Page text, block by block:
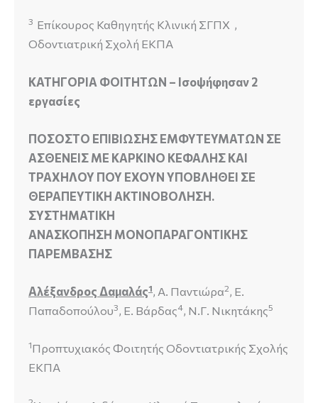
3 Επίκουρος Καθηγητής Κλινική ΣΓΠΧ ,
Οδοντιατρική Σχολή ΕΚΠΑ
ΚΑΤΗΓΟΡΙΑ ΦΟΙΤΗΤΩΝ – Ισοψήφησαν 2
εργασίες
ΠΟΣΟΣΤΟ ΕΠΙΒΙΩΣΗΣ ΕΜΦΥΤΕΥΜΑΤΩΝ ΣΕ
ΑΣΘΕΝΕΙΣ ΜΕ ΚΑΡΚΙΝΟ ΚΕΦΑΛΗΣ ΚΑΙ
ΤΡΑΧΗΛΟΥ ΠΟΥ ΕΧΟΥΝ ΥΠΟΒΛΗΘΕΙ ΣΕ
ΘΕΡΑΠΕΥΤΙΚΗ ΑΚΤΙΝΟΒΟΛΗΣΗ.
ΣΥΣΤΗΜΑΤΙΚΗ
ΑΝΑΣΚΟΠΗΣΗ ΜΟΝΟΠΑΡΑΓΟΝΤΙΚΗΣ
ΠΑΡΕΜΒΑΣΗΣ
Αλέξανδρος Δαμαλάς1, Α. Παντιώρα2, Ε.
Παπαδοπούλου3, Ε. Βάρδας4, Ν.Γ. Νικητάκης5
1Προπτυχιακός Φοιτητής Οδοντιατρικής Σχολής
ΕΚΠΑ